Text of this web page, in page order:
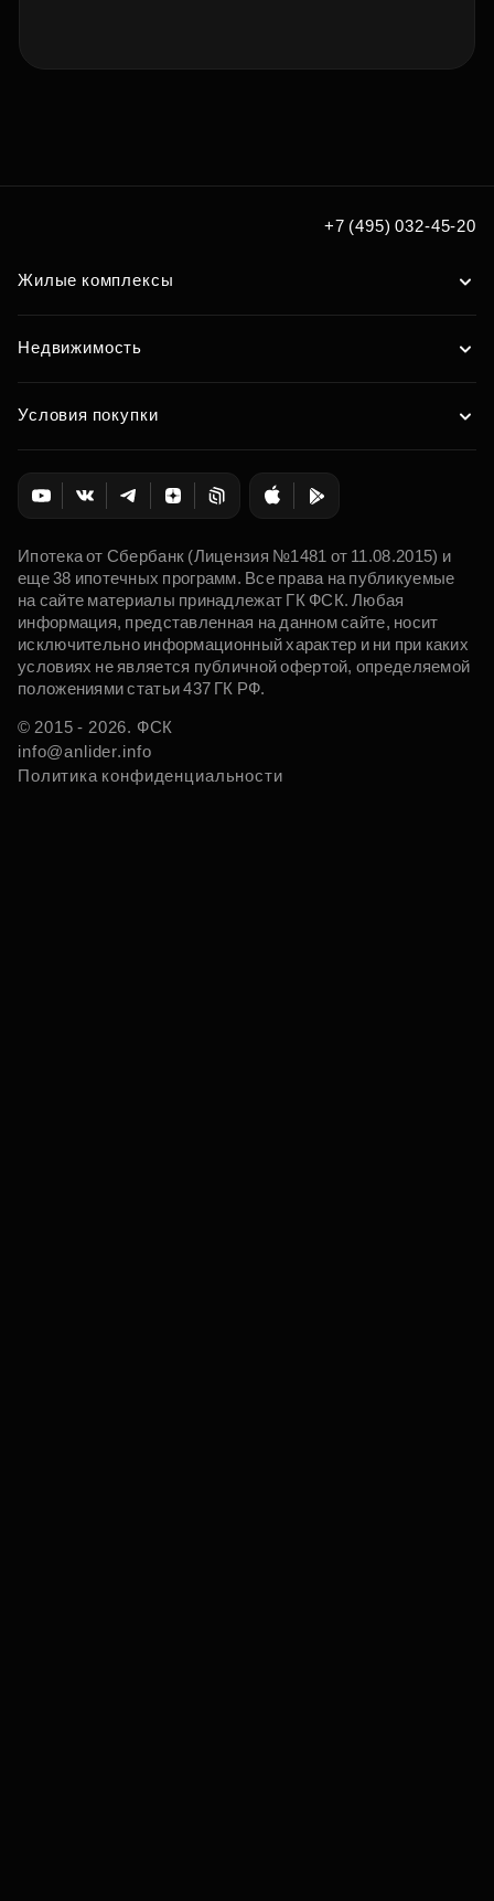
+7 (495) 032-45-20
Жилые комплексы
Недвижимость
Условия покупки
Ипотека от Сбербанк (Лицензия №1481 от 11.08.2015) и
еще 38 ипотечных программ. Все права на публикуемые
на сайте материалы принадлежат ГК ФСК. Любая
информация, представленная на данном сайте, носит
исключительно информационный характер и ни при каких
условиях не является публичной офертой, определяемой
положениями статьи 437 ГК РФ.
© 2015 - 2026. ФСК
info@anlider.info
Политика конфиденциальности